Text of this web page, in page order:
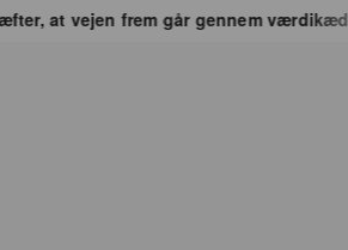
at vejen frem går gennem værdikæden